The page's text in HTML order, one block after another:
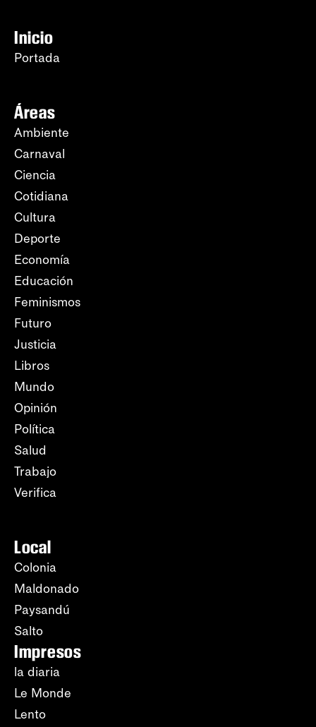
Inicio
Portada
Áreas
Ambiente
Carnaval
Ciencia
Cotidiana
Cultura
Deporte
Economía
Educación
Feminismos
Futuro
Justicia
Libros
Mundo
Opinión
Política
Salud
Trabajo
Verifica
Local
Colonia
Maldonado
Paysandú
Salto
Impresos
la diaria
Le Monde
Lento